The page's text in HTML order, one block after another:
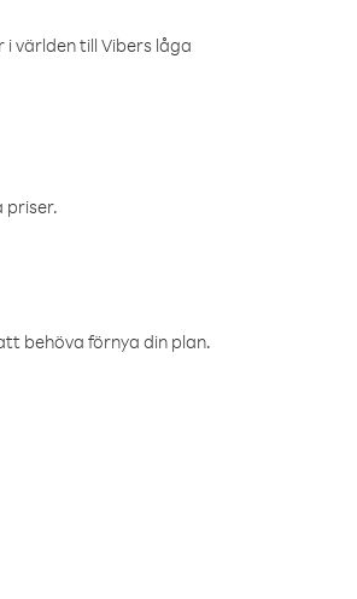
världen till Vibers låga
priser.
behöva förnya din plan.